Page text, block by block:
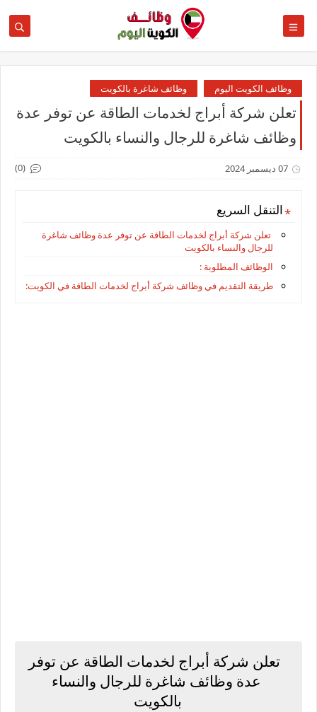
وظائف الكويت اليوم وظائف شاغرة بالكويت
تعلن شركة أبراج لخدمات الطاقة عن توفر عدة
وظائف شاغرة للرجال والنساء بالكويت
07 ديسمبر 2024 (0)
التنقل السريع
تعلن شركة أبراج لخدمات الطاقة عن توفر عدة وظائف شاغرة
للرجال والنساء بالكويت
الوظائف المطلوبة :
طريقة التقديم في وظائف شركة أبراج لخدمات الطاقة في الكويت:
تعلن شركة أبراج لخدمات الطاقة عن توفر
عدة وظائف شاغرة للرجال والنساء
بالكويت